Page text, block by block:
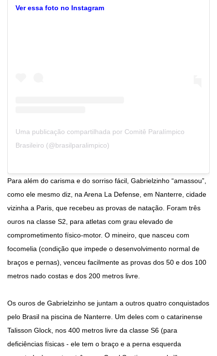
Ver essa foto no Instagram
Uma publicação compartilhada por Comitê Paralímpico
Brasileiro (@brasilparalimpico)
Para além do carisma e do sorriso fácil, Gabrielzinho “amassou”,
como ele mesmo diz, na Arena La Defense, em Nanterre, cidade
vizinha a Paris, que recebeu as provas de natação. Foram três
ouros na classe S2, para atletas com grau elevado de
comprometimento físico-motor. O mineiro, que nasceu com
focomelia (condição que impede o desenvolvimento normal de
braços e pernas), venceu facilmente as provas dos 50 e dos 100
metros nado costas e dos 200 metros livre.
Os ouros de Gabrielzinho se juntam a outros quatro conquistados
pelo Brasil na piscina de Nanterre. Um deles com o catarinense
Talisson Glock, nos 400 metros livre da classe S6 (para
deficiências físicas - ele tem o braço e a perna esquerda